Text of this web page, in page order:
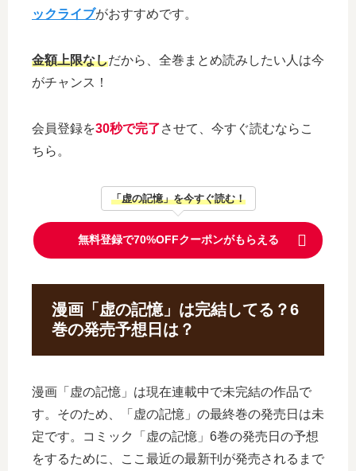
ックライブがおすすめです。
金額上限なしだから、全巻まとめ読みしたい人は今
がチャンス！
会員登録を30秒で完了させて、今すぐ読むならこ
ちら。
「虚の記憶」を今すぐ読む！
無料登録で70%OFFクーポンがもらえる
漫画「虚の記憶」は完結してる？6
巻の発売予想日は？
漫画「虚の記憶」は現在連載中で未完結の作品で
す。そのため、「虚の記憶」の最終巻の発売日は未
定です。コミック「虚の記憶」6巻の発売日の予想
をするために、ここ最近の最新刊が発売されるまで